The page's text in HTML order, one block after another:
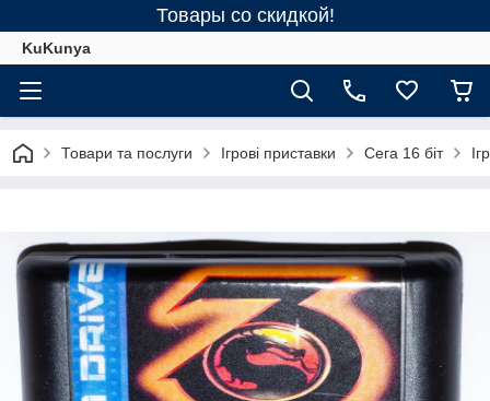
Товары со скидкой!
KuKunya
Товари та послуги Ігрові приставки Сега 16 біт